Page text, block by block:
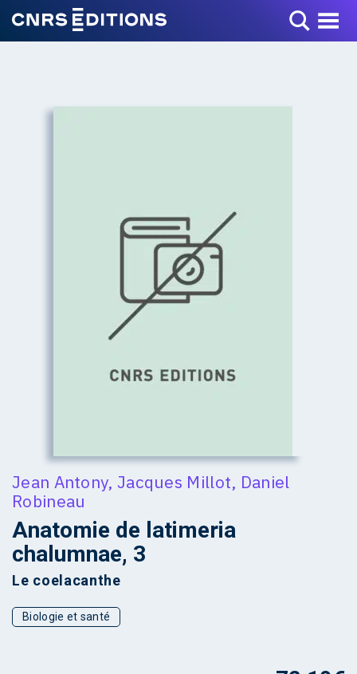
Toggle Menu
Jean Antony, Jacques Millot, Daniel
Robineau
Anatomie de latimeria
chalumnae, 3
Le coelacanthe
Biologie et santé